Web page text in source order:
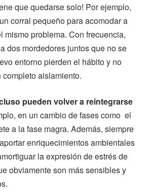
que quedarse solo! Por ejemplo,
corral pequeño para acomodar a
mismo problema. Con frecuencia,
dos mordedores juntos que no se
entorno pierden el hábito y no
aislamiento.
pueden volver a reintegrarse
en un cambio de fases como el
a la fase magra. Además, siempre
enriquecimientos ambientales
la expresión de estrés de
obviamente son más sensibles y